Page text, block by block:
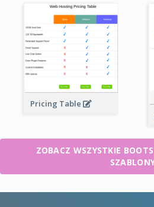
Pricing Table
ZOBACZ WSZYSTKIE